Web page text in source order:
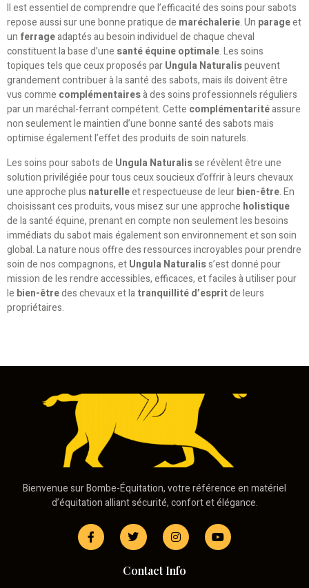
Il est essentiel de comprendre que l’efficacité des soins pour sabots
repose aussi sur une bonne pratique de maréchalerie. Un parageet
un ferrageadaptés au besoin individuel de chaque cheval
constituent la base d’une santé équine optimale. Les soins
topiques tels que ceux proposés parUngula Naturalispeuvent
grandement contribuer à la santé des sabots, mais ils doivent être
vus comme complémentairesà des soins professionnels réguliers
par un maréchal-ferrant compétent. Cette complémentaritéassure
non seulement le maintien d’une bonne santé des sabots mais
optimise également l’effet des produits de soin naturels.
Les soins pour sabots de Ungula Naturalisse révèlent être une
solution privilégiée pour tous ceux soucieux d’offrir à leurs chevaux
une approche plus naturelleet respectueuse de leurbien-être. En
choisissant ces produits, vous misez sur une approche holistique
de la santé équine, prenant en compte non seulement les besoins
immédiats du sabot mais également son environnement et son soin
global. La nature nous offre des ressources incroyables pour prendre
soin de nos compagnons, etUngula Naturaliss’est donné pour
mission de les rendre accessibles, efficaces, et faciles à utiliser pour
le bien-êtredes chevaux et latranquillité d’espritde leurs
propriétaires.
Bienvenue sur Bombe-Équitation, votre référence en matériel
d’équitation alliant sécurité, confort et élégance.
Contact Info